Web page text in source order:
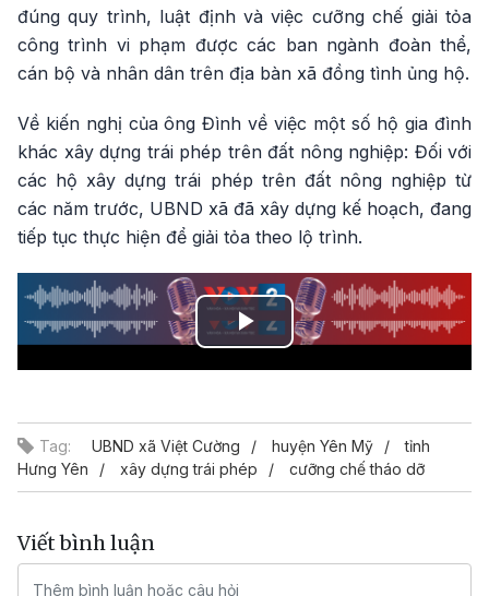
đúng quy trình, luật định và việc cưỡng chế giải tỏa
công trình vi phạm được các ban ngành đoàn thể,
cán bộ và nhân dân trên địa bàn xã đồng tình ủng hộ.
Về kiến nghị của ông Đình về việc một số hộ gia đình
khác xây dựng trái phép trên đất nông nghiệp: Đối với
các hộ xây dựng trái phép trên đất nông nghiệp từ
các năm trước, UBND xã đã xây dựng kế hoạch, đang
tiếp tục thực hiện để giải tỏa theo lộ trình.
Play
Tag: UBND xã Việt Cường huyện Yên Mỹ
tỉnh
Hưng Yên
xây dựng trái phép cưỡng chế tháo dỡ
Viết bình luận